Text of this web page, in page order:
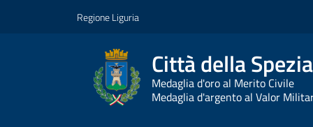
Regione Liguria
Città della Spezia
Medaglia d'oro al Merito Civile
Medaglia d'argento al Valor